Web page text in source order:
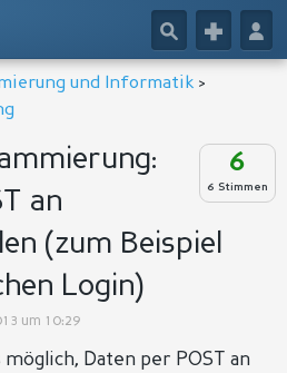
👤
+
🔎
und Informatik >
6
6 Stimmen
an
(zum Beispiel
Login)
um 10:29
Daten per POST an